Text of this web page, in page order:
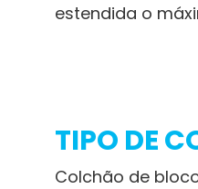
estendida o
TIPO DE
Colchão de